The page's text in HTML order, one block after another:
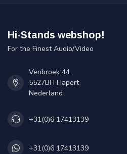
Hi-Stands webshop!
For the Finest Audio/Video
Venbroek 44
5527BH Hapert
Nederland
+31(0)6 17413139
+31(0)6 17413139